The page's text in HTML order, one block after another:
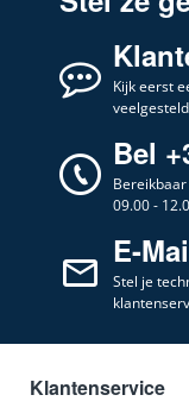
Kijk eerst
Bel
09.00 -
E-
Stel je
Klantenservice